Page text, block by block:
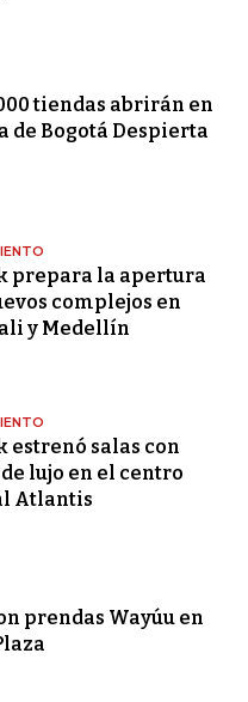
tiendas abrirán en
de Bogotá Despierta
prepara la apertura
complejos en
y Medellín
estrenó salas con
lujo en el centro
Atlantis
prendas Wayúu en